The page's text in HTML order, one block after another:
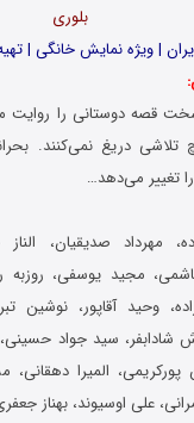
بلوری
| ویژه نمایش خانگی |
قصه دوستانی را روایت
تلاشی دریغ نمی‌کنند.
تغییر می‌دهد…
مهرداد صدیقیان، الناز
مجید یوسفی، روزبه
وحید آقاپور، نوشین
شادابفر، سید جواد
المیرا دهقانی،
علی اوسیوند، بهناز